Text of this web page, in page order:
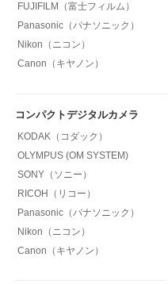
FUJIFILM（富士フィルム）
Panasonic（パナソニック）
Nikon（ニコン）
Canon（キヤノン）
コンパクトデジタルカメラ
KODAK（コダック）
OLYMPUS (OM SYSTEM)
SONY（ソニー）
RICOH（リコー）
Panasonic（パナソニック）
Nikon（ニコン）
Canon（キヤノン）